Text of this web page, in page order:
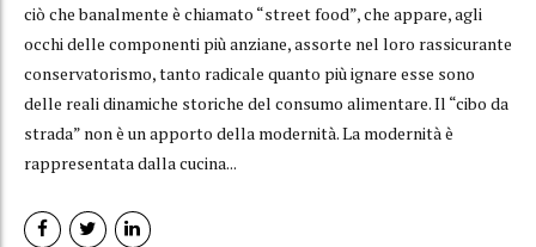
ciò che banalmente è chiamato “street food”, che appare, agli
occhi delle componenti più anziane, assorte nel loro rassicurante
conservatorismo, tanto radicale quanto più ignare esse sono
delle reali dinamiche storiche del consumo alimentare. Il “cibo da
strada” non è un apporto della modernità. La modernità è
rappresentata dalla cucina...